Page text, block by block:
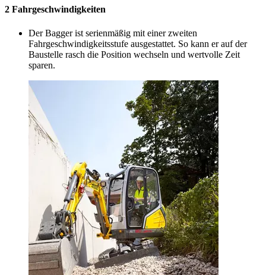
2 Fahrgeschwindigkeiten
Der Bagger ist serienmäßig mit einer zweiten
Fahrgeschwindigkeitsstufe ausgestattet. So kann er auf der
Baustelle rasch die Position wechseln und wertvolle Zeit
sparen.